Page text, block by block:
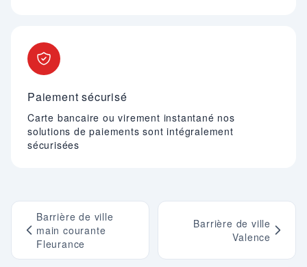
Paiement sécurisé
Carte bancaire ou virement instantané nos
solutions de paiements sont intégralement
sécurisées
Barrière de ville
main courante
Fleurance
Barrière de ville
Valence